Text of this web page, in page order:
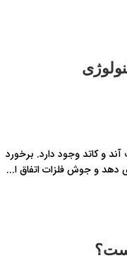
و کاتد وجود دارد. برخورد
دهد و جوش فلزات اتفاق ا...